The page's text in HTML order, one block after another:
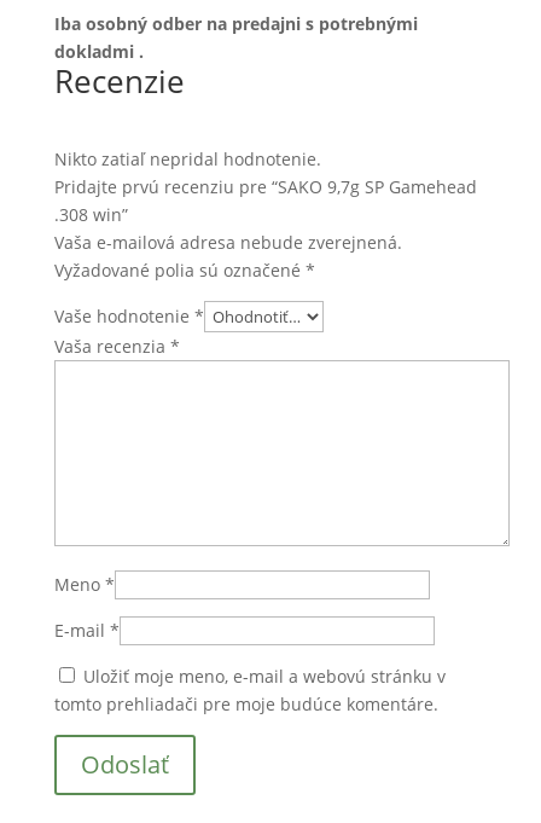
Iba osobný odber na predajni s potrebnými
dokladmi .
Recenzie
Nikto zatiaľ nepridal hodnotenie.
Pridajte prvú recenziu pre “SAKO 9,7g SP Gamehead
.308 win”
Vaša e-mailová adresa nebude zverejnená.
Vyžadované polia sú označené *
Vaše hodnotenie *
Vaša recenzia *
Meno *
E-mail *
Uložiť moje meno, e-mail a webovú stránku v
tomto prehliadači pre moje budúce komentáre.